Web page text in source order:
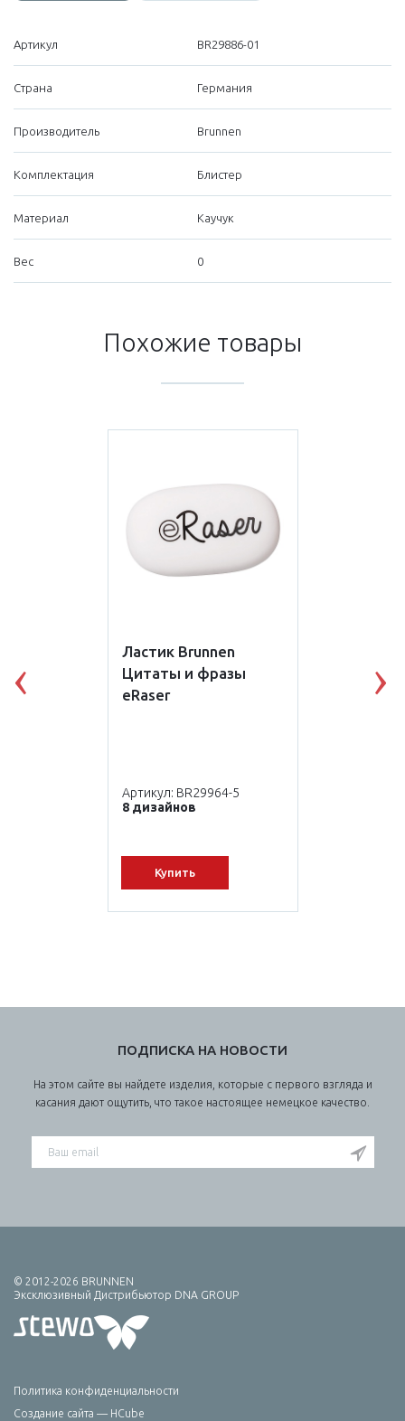
Артикул BR29886-01
Страна Германия
Производитель Brunnen
Комплектация Блистер
Материал Каучук
Вес 0
Похожие товары
Ластик Brunnen
Цитаты и фразы
eRaser
Артикул: BR29964-5
8 дизайнов
Купить
ПОДПИСКА НА НОВОСТИ
На этом сайте вы найдете изделия, которые с первого взгляда и
касания дают ощутить, что такое настоящее немецкое качество.
© 2012-2026 BRUNNEN
Эксклюзивный Дистрибьютор DNA GROUP
Политика конфиденциальности
Создание сайта — HCube